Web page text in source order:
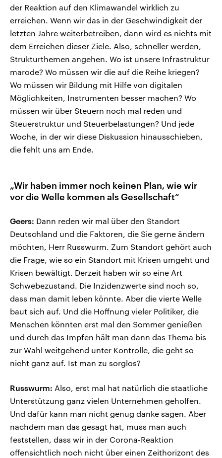
der Reaktion auf den Klimawandel wirklich zu
erreichen. Wenn wir das in der Geschwindigkeit der
letzten Jahre weiterbetreiben, dann wird es nichts mit
dem Erreichen dieser Ziele. Also, schneller werden,
Strukturthemen angehen. Wo ist unsere Infrastruktur
marode? Wo müssen wir die auf die Reihe kriegen?
Wo müssen wir Bildung mit Hilfe von digitalen
Möglichkeiten, Instrumenten besser machen? Wo
müssen wir über Steuern noch mal reden und
Steuerstruktur und Steuerbelastungen? Und jede
Woche, in der wir diese Diskussion hinausschieben,
die fehlt uns am Ende.
„Wir haben immer noch keinen Plan, wie wir
vor die Welle kommen als Gesellschaft“
Geers: Dann reden wir mal über den Standort
Deutschland und die Faktoren, die Sie gerne ändern
möchten, Herr Russwurm. Zum Standort gehört auch
die Frage, wie so ein Standort mit Krisen umgeht und
Krisen bewältigt. Derzeit haben wir so eine Art
Schwebezustand. Die Inzidenzwerte sind noch so,
dass man damit leben könnte. Aber die vierte Welle
baut sich auf. Und die Hoffnung vieler Politiker, die
Menschen könnten erst mal den Sommer genießen
und durch das Impfen hält man dann das Thema bis
zur Wahl weitgehend unter Kontrolle, die geht so
nicht ganz auf. Ist man zu sorglos?
Russwurm: Also, erst mal hat natürlich die staatliche
Unterstützung ganz vielen Unternehmen geholfen.
Und dafür kann man nicht genug danke sagen. Aber
nachdem man das gesagt hat, muss man auch
feststellen, dass wir in der Corona-Reaktion
offensichtlich noch nicht über einen Zeithorizont des